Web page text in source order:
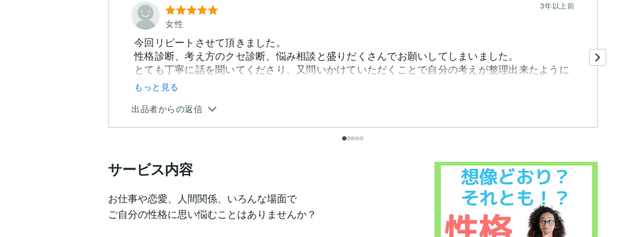
女性
3年以上前
今回リピートさせて頂きました。
性格診断、考え方のクセ診断、悩み相談と盛りだくさんでお願いしてしまいました。
とても丁寧に話を聞いてくださり、又問いかけていただくことで自分の考えが整理出来たように
思います。
もっと見る
出品者からの返信
サービス内容
お仕事や恋愛、人間関係、いろんな場面で
ご自分の性格に思い悩むことはありませんか？